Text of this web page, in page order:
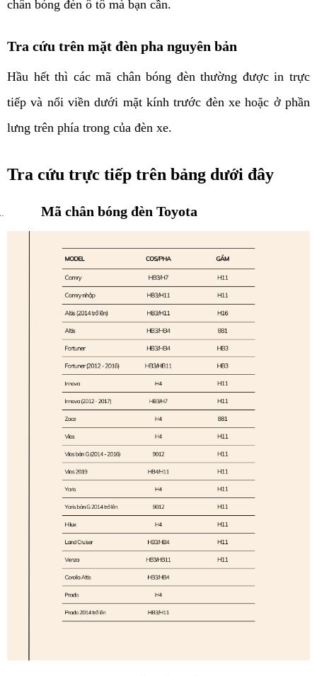
chân bóng đèn ô tô mà bạn cần.
Tra cứu trên mặt đèn pha nguyên bản
Hầu hết thì các mã chân bóng đèn thường được in trực
tiếp và nổi viền dưới mặt kính trước đèn xe hoặc ở phần
lưng trên phía trong của đèn xe.
Tra cứu trực tiếp trên bảng dưới đây
Mã chân bóng đèn Toyota